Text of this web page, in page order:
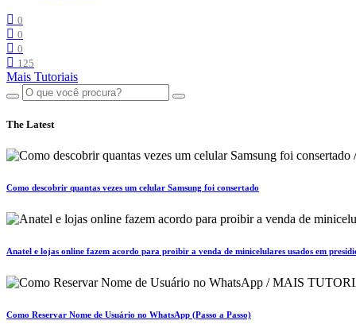
0
0
0
125
Mais Tutoriais
The Latest
Como descobrir quantas vezes um celular Samsung foi consertado
Anatel e lojas online fazem acordo para proibir a venda de minicelulares usados em
Como Reservar Nome de Usuário no WhatsApp (Passo a Passo)